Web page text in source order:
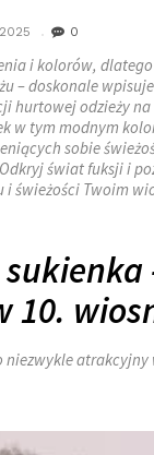
0
i kolorów,
– doskonale
hurtowej odzieży
w tym modnym
sobie
świat fuksji i
świeżości Twoim
10.
niezwykle